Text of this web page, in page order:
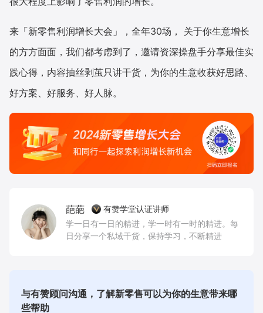
来「新零售利润增长大会」，全年30场， 关于你生意增长
的方方面面，我们都考虑到了，邀请资深操盘手分享最佳实
践心得，内容抽丝剥茧只讲干货，为你的生意收获好思路、
好方案、好服务、好人脉。
葩葩
有赞学堂认证讲师
学一日有一日的精进，学一时有一时的精进。每
日分享一个私域干货，保持学习，不断精进
与有赞顾问沟通，了解新零售可以为你的生意带来哪
些帮助